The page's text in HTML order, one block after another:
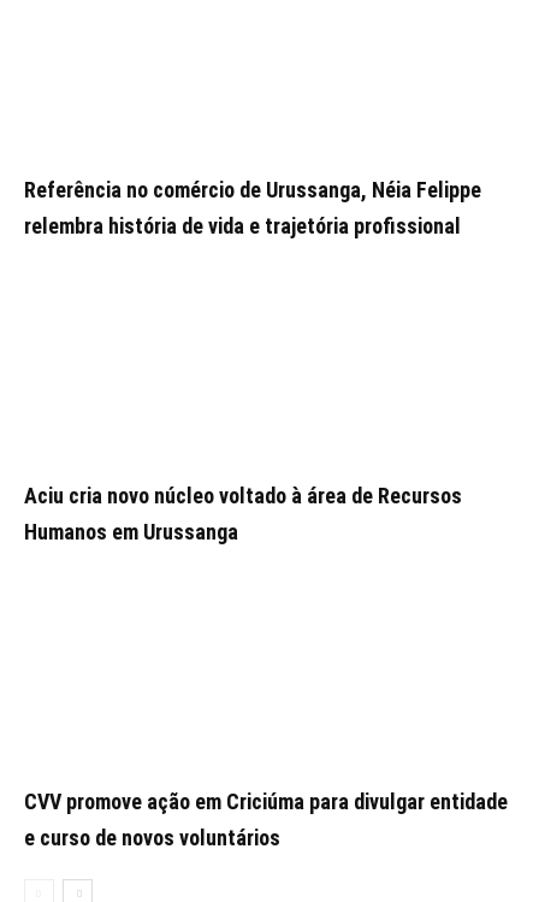
Referência no comércio de Urussanga, Néia Felippe
relembra história de vida e trajetória profissional
Aciu cria novo núcleo voltado à área de Recursos
Humanos em Urussanga
CVV promove ação em Criciúma para divulgar entidade
e curso de novos voluntários